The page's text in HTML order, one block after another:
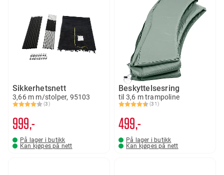
Sikkerhetsnett
3,66 m m/stolper, 95103
Karakter:
(3)
4.0 av 5 mulige
999,-
På lager i butikk
Kan kjøpes på nett
Beskyttelsesring
til 3,6 m trampoline
Karakter:
(31)
4.2 av 5 mulige
499,-
På lager i butikk
Kan kjøpes på nett